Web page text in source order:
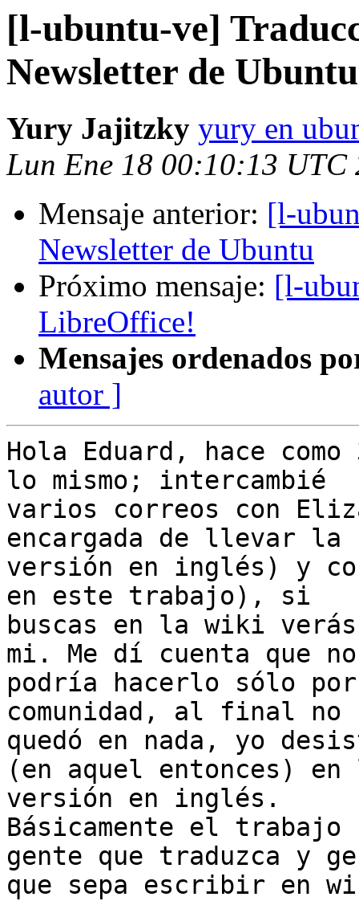
[l-ubuntu-ve]
Newsletter de Ubuntu
Yury Jajitzky yury en
Lun Ene 18 00:10:13 UTC
Mensaje anterior: [l-
Newsletter de Ubuntu
Próximo mensaje: [l-
LibreOffice!
Mensajes ordenados
autor ]
Hola Eduard, hace
lo mismo; intercambié
varios correos con
encargada de llevar la
versión en inglés) y
en este trabajo), si
buscas en la wiki
mi. Me dí cuenta que no
podría hacerlo sólo
comunidad, al final no
quedó en nada, yo
(en aquel entonces) en
versión en inglés.
Básicamente el
gente que traduzca y
que sepa escribir en